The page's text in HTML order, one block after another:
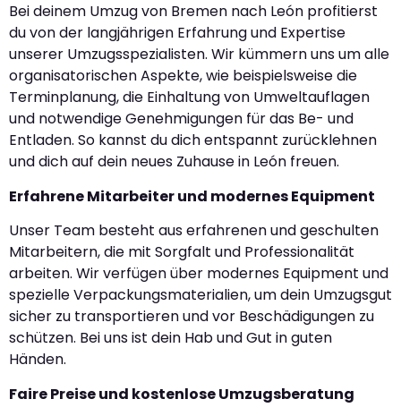
Bei deinem Umzug von Bremen nach León profitierst
du von der langjährigen Erfahrung und Expertise
unserer Umzugsspezialisten. Wir kümmern uns um alle
organisatorischen Aspekte, wie beispielsweise die
Terminplanung, die Einhaltung von Umweltauflagen
und notwendige Genehmigungen für das Be- und
Entladen. So kannst du dich entspannt zurücklehnen
und dich auf dein neues Zuhause in León freuen.
Erfahrene Mitarbeiter und modernes Equipment
Unser Team besteht aus erfahrenen und geschulten
Mitarbeitern, die mit Sorgfalt und Professionalität
arbeiten. Wir verfügen über modernes Equipment und
spezielle Verpackungsmaterialien, um dein Umzugsgut
sicher zu transportieren und vor Beschädigungen zu
schützen. Bei uns ist dein Hab und Gut in guten
Händen.
Faire Preise und kostenlose Umzugsberatung